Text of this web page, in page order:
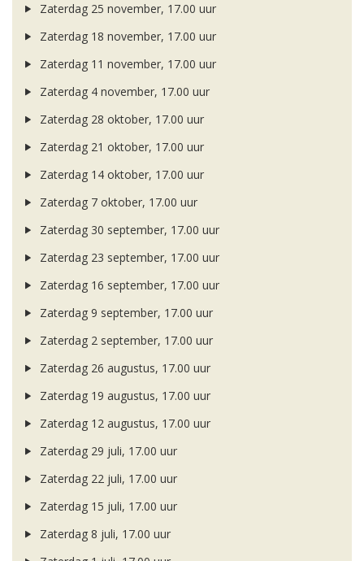
Zaterdag 25 november, 17.00 uur
Zaterdag 18 november, 17.00 uur
Zaterdag 11 november, 17.00 uur
Zaterdag 4 november, 17.00 uur
Zaterdag 28 oktober, 17.00 uur
Zaterdag 21 oktober, 17.00 uur
Zaterdag 14 oktober, 17.00 uur
Zaterdag 7 oktober, 17.00 uur
Zaterdag 30 september, 17.00 uur
Zaterdag 23 september, 17.00 uur
Zaterdag 16 september, 17.00 uur
Zaterdag 9 september, 17.00 uur
Zaterdag 2 september, 17.00 uur
Zaterdag 26 augustus, 17.00 uur
Zaterdag 19 augustus, 17.00 uur
Zaterdag 12 augustus, 17.00 uur
Zaterdag 29 juli, 17.00 uur
Zaterdag 22 juli, 17.00 uur
Zaterdag 15 juli, 17.00 uur
Zaterdag 8 juli, 17.00 uur